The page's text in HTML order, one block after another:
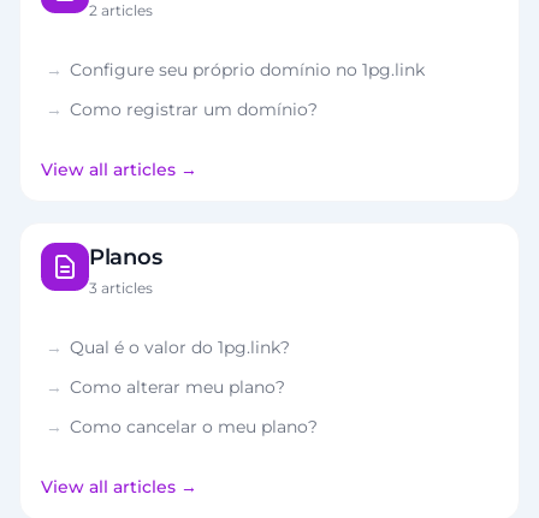
2 articles
Configure seu próprio domínio no 1pg.link
Como registrar um domínio?
View all articles
Planos
3 articles
Qual é o valor do 1pg.link?
Como alterar meu plano?
Como cancelar o meu plano?
View all articles